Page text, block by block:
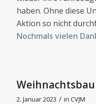
haben. Ohne diese
Aktion so nicht
Nochmals vielen
2. Januar 2023 / in CVJM